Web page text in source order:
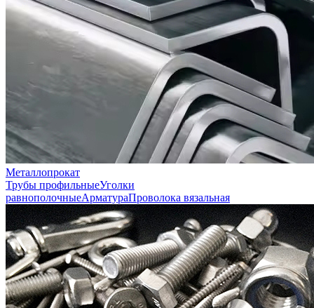
Металлопрокат
Трубы профильныеУголки
равнополочныеАрматураПроволока вязальная